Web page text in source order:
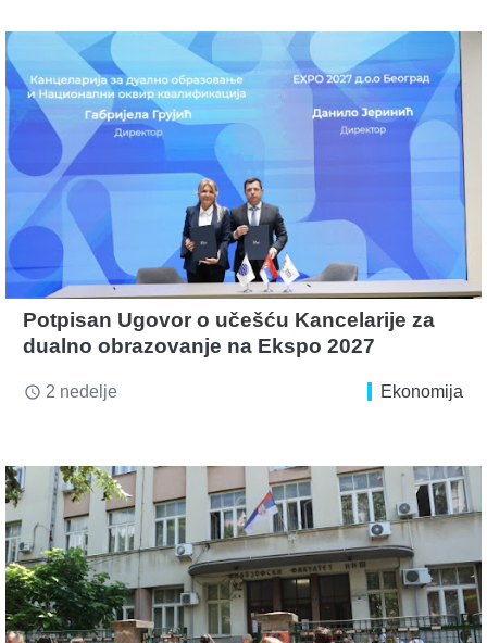
Potpisan Ugovor o učešću Kancelarije za
dualno obrazovanje na Ekspo 2027
access_time 2 nedelje Ekonomija